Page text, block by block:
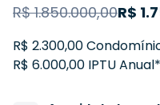
R$1.850.000,00R$
R$ 2.300,00
R$ 6.000,00 IPTU Anual*